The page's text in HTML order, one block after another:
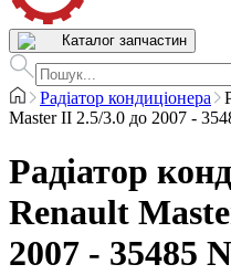
Каталог запчастин
Радіатор кондиціонера
Мaster II 2.5/3.0 до 2007 -
Радіатор
Renault
2007 - 35485